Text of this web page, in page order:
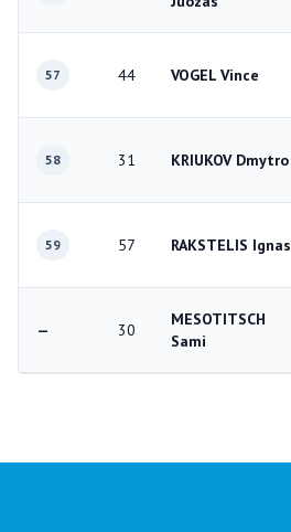
57 44 VOGEL Vince
58 31 KRIUKOV Dmytro
59 57 RAKSTELIS Ignas
— 30
MESOTITSCH
Sami